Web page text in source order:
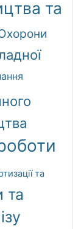
та
та
та